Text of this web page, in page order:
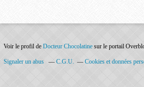
Voir le profil de Docteur Chocolatine sur le portail
Signaler un abus C.G.U. Cookies et données